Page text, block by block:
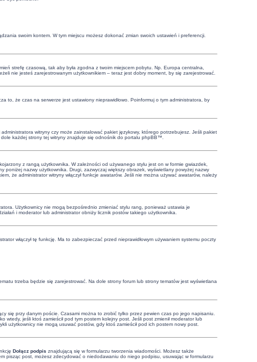
swoim kontem. W tym miejscu możesz dokonać zmian swoich ustawień i preferencji.
strefę czasową, tak aby była zgodna z twoim miejscem pobytu. Np. Europa centralna,
nie jesteś zarejestrowanym użytkownikiem – teraz jest dobry moment, by się zarejestrować.
to, że czas na serwerze jest ustawiony nieprawidłowo. Poinformuj o tym administratora, by
witryny czy może zainstalować pakiet językowy, którego potrzebujesz. Jeśli pakiet
każdej strony tej witryny znajduje się odnośnik do portalu phpBB™.
z rangą użytkownika. W zależności od używanego stylu jest on w formie gwiazdek,
nazwy użytkownika. Drugi, zazwyczaj większy obrazek, wyświetlany powyżej nazwy
że administrator witryny włączył funkcje awatarów. Jeśli nie można używać awatarów, należy
Użytkownicy nie mogą bezpośrednio zmieniać stylu rang, ponieważ ustawia je
i moderator lub administrator obniży licznik postów takiego użytkownika.
włączył tę funkcję. Ma to zabezpieczać przed nieprawidłowym używaniem systemu poczty
trzeba będzie się zarejestrować. Na dole strony forum lub strony tematów jest wyświetlana
się przy danym poście. Czasami można to zrobić tylko przez pewien czas po jego napisaniu.
jeśli ktoś zamieścił pod tym postem kolejny post. Jeśli post zmienił moderator lub
użytkownicy nie mogą usuwać postów, gdy ktoś zamieścił pod ich postem nowy post.
Dołącz podpis znajdującą się w formularzu tworzenia wiadomości. Możesz także
pisząc post, możesz zdecydować o niedodawaniu do niego podpisu, usuwając w formularzu